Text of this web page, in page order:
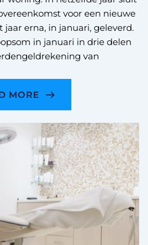
voor een nieuwe
erna, in januari, geleverd.
in januari in drie delen
van
MORE